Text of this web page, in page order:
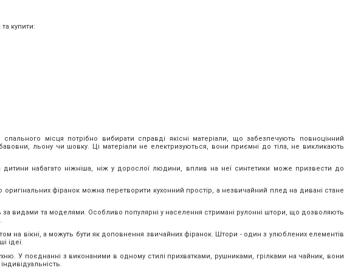
купити:
місця потрібно вибирати справді якісні матеріали, що забезпечують повноцінний
льону чи шовку. Ці матеріали не електризуються, вони приємні до тіла, не викликають
набагато ніжніша, ніж у дорослої людини, вплив на неї синтетики може призвести до
фіранок можна перетворити кухонний простір, а незвичайний плед на дивані стане
за видами та моделями. Особливо популярні у населення стримані рулонні штори, що дозволяють
на вікні, а можуть бути як доповнення звичайних фіранок. Штори - один з улюблених елементів
ідеї.
У поєднанні з виконаними в одному стилі прихватками, рушниками, грілками на чайник, вони